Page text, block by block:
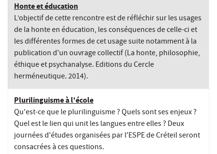
Honte et éducation
L’objectif de cette rencontre est de réfléchir sur les usages
de la honte en éducation, les conséquences de celle-ci et
les différentes formes de cet usage suite notamment à la
publication d'un ouvrage collectif (La honte, philosophie,
éthique et psychanalyse. Editions du Cercle
herméneutique. 2014).
Plurilinguisme à l'école
Qu'est-ce que le plurilinguisme ? Quels sont ses enjeux ?
Quel est le lien qui unit les langues entre elles ? Deux
journées d'études organisées par l'ESPE de Créteil seront
consacrées à ces questions.